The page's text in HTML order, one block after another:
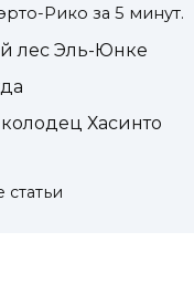
Рико за 5 минут.
лес Эль-Юнке
Хасинто